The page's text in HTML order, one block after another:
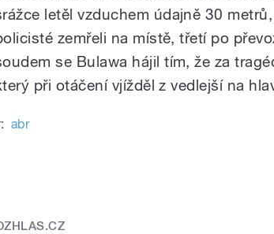
letěl vzduchem údajně 30
zemřeli na místě, třetí po
se Bulawa hájil tím, že za
při otáčení vjížděl z vedlejší na
abr